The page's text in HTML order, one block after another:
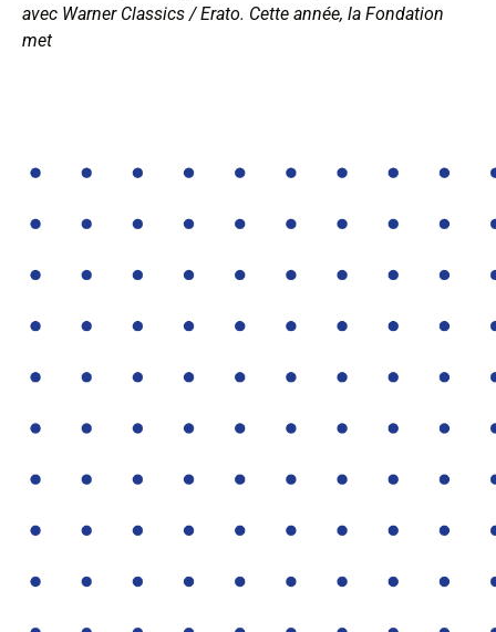
avec Warner Classics / Erato. Cette année, la Fondation
met